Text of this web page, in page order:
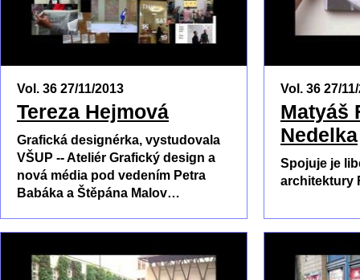
Vol. 36 27/11/2013
Tereza Hejmová
Grafická designérka, vystudovala
VŠUP -- Ateliér Grafický design a
nová média pod vedením Petra
Babáka a Štěpána Malov…
Vol. 36 27/
Matyáš
Nedelka
Spojuje je
architektury